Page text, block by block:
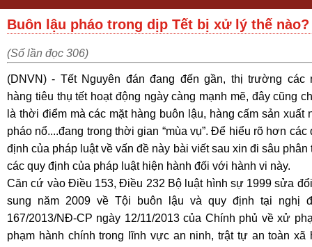
Buôn lậu pháo trong dịp Tết bị xử lý thế nào?
(Số lần đọc 306)
(DNVN) - Tết Nguyên đán đang đến gần, thị trường các
hàng tiêu thụ tết hoạt động ngày càng mạnh mẽ, đây cũng
là thời điểm mà các mặt hàng buôn lậu, hàng cấm sản xuất
pháo nổ....đang trong thời gian “mùa vụ”. Để hiểu rõ hơn các
định của pháp luật về vấn đề này bài viết sau xin đi sâu phân
các quy định của pháp luật hiện hành đối với hành vi này.
Căn cứ vào Điều 153, Điều 232 Bộ luật hình sự 1999 sửa
sung năm 2009 về Tội buôn lậu và quy định tại nghị
167/2013/NĐ-CP ngày 12/11/2013 của Chính phủ về xử
phạm hành chính trong lĩnh vực an ninh, trật tự an toàn xã